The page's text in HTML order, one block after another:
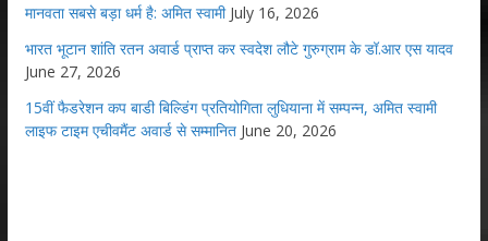
मानवता सबसे बड़ा धर्म है: अमित स्वामी July 16, 2026
भारत भूटान शांति रतन अवार्ड प्राप्त कर स्वदेश लौटे गुरुग्राम के डॉ.आर एस यादव
June 27, 2026
15वीं फैडरेशन कप बाडी बिल्डिंग प्रतियोगिता लुधियाना में सम्पन्न, अमित स्वामी
लाइफ टाइम एचीवमैंट अवार्ड से सम्मानित June 20, 2026